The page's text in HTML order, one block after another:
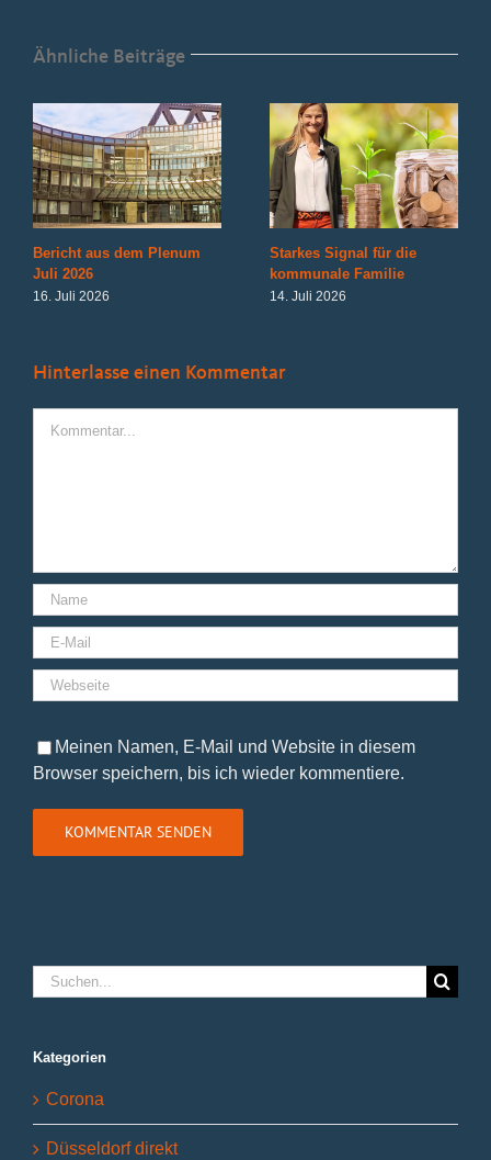
Ähnliche Beiträge
Bericht aus dem Plenum
Juli 2026
16. Juli 2026
Starkes Signal für die
kommunale Familie
14. Juli 2026
Hinterlasse einen Kommentar
Meinen Namen, E-Mail und Website in diesem
Browser speichern, bis ich wieder kommentiere.
Suche
nach:
Kategorien
Corona
Düsseldorf direkt